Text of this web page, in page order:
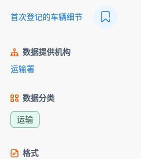
首次登记的车辆细节
数据提供机构
运输署
数据分类
运输
格式